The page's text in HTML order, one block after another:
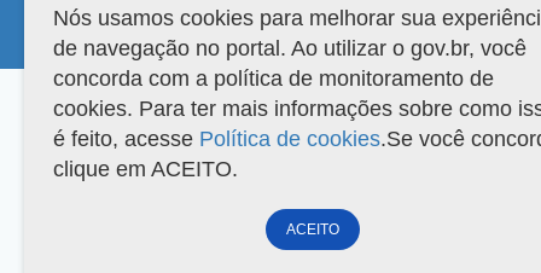
Versão do sistema: 3.88.9 Copyright 2022 Capes. Todos os direitos reservados.
Nós usamos cookies para melhorar sua
de navegação no portal. Ao utilizar o gov.br, você
concorda com a política de monitoramento de
cookies. Para ter mais informações sobre como
é feito, acesse Política de cookies.Se você
clique em ACEITO.
ACEITO